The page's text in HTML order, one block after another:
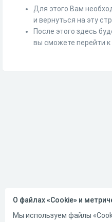
Для этого Вам
и вернуться на эту
После этого здесь
вы сможете перейти к
О файлах «Cookie» и
Мы используем файлы